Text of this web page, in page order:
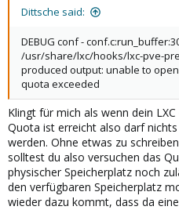
Dittsche said:
DEBUG conf -
/usr/share/lxc/hooks/lxc-pve-
produced output: unable to
quota exceeded
Klingt für mich als wenn dein
Quota ist erreicht also darf
werden. Ohne etwas zu
solltest du also versuchen das
physischer Speicherplatz noch
den verfügbaren Speicherplatz
wieder dazu kommt, dass da